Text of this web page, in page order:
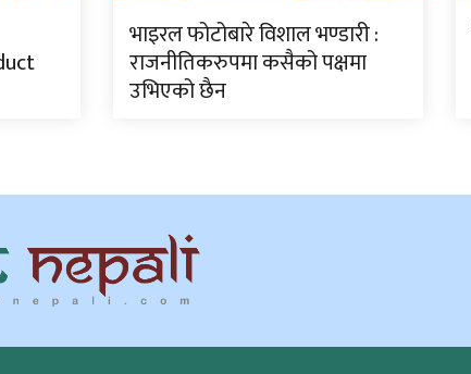
भाइरल फोटोबारे विशाल भण्डारी :
राजनीतिकरुपमा कसैको पक्षमा
उभिएको छैन